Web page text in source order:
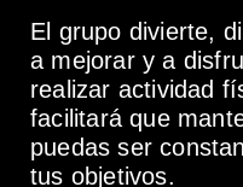
El grupo divierte,
a mejorar y a
realizar actividad
facilitará que
puedas ser
tus objetivos.